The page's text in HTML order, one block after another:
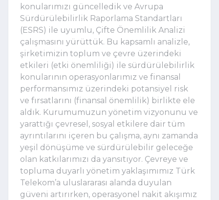
konularımızı güncelledik ve Avrupa
Sürdürülebilirlik Raporlama Standartları
(ESRS) ile uyumlu, Çifte Önemlilik Analizi
çalışmasını yürüttük. Bu kapsamlı analizle,
şirketimizin toplum ve çevre üzerindeki
etkileri (etki önemliliği) ile sürdürülebilirlik
konularının operasyonlarımız ve finansal
performansımız üzerindeki potansiyel risk
ve fırsatlarını (finansal önemlilik) birlikte ele
aldık. Kurumumuzun yönetim vizyonunu ve
yarattığı çevresel, sosyal etkilere dair tüm
ayrıntılarını içeren bu çalışma, aynı zamanda
yeşil dönüşüme ve sürdürülebilir geleceğe
olan katkılarımızı da yansıtıyor. Çevreye ve
topluma duyarlı yönetim yaklaşımımız Türk
Telekom’a uluslararası alanda duyulan
güveni artırırken, operasyonel nakit akışımız